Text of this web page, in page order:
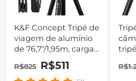
K&F Concept Tripé de
viagem de alumínio
de 76,7"/1,95m, carga
de 17,6 lbs/8 kg com
cabeça de 28 mm,
R$825 R$511